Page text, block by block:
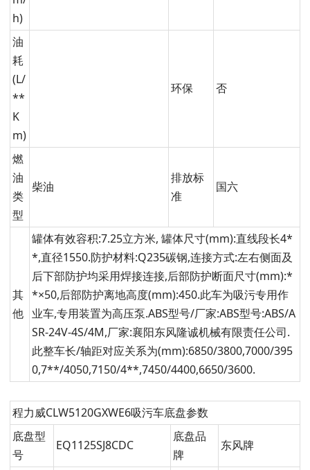
h)
油
耗
(L/
**
K
m)
环保 否
燃
油
类
型
柴油
排放标
准
国六
其
他
罐体有效容积:7.25立方米, 罐体尺寸(mm):直线段长4*
*,直径1550.防护材料:Q235碳钢,连接方式:左右侧面及
后下部防护均采用焊接连接,后部防护断面尺寸(mm):*
*×50,后部防护离地高度(mm):450.此车为吸污专用作
业车,专用装置为高压泵.ABS型号/厂家:ABS型号:ABS/A
SR-24V-4S/4M,厂家:襄阳东风隆诚机械有限责任公司.
此整车长/轴距对应关系为(mm):6850/3800,7000/395
0,7**/4050,7150/4**,7450/4400,6650/3600.
程力威CLW5120GXWE6吸污车底盘参数
底盘型
号
EQ1125SJ8CDC
底盘品
牌
东风牌